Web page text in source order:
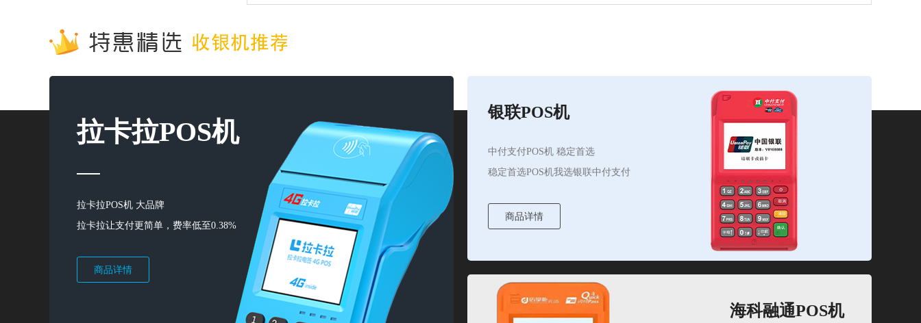
拉卡拉POS机
拉卡拉POS机 大品牌
拉卡拉让支付更简单，费率低至0.38%
商品详情
银联POS机
中付支付POS机 稳定首选
稳定首选POS机我选银联中付支付
商品详情
海科融通POS机